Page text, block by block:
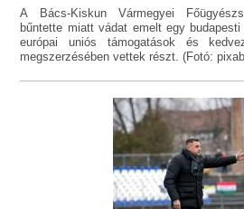
A Bács-Kiskun Vármegyei
bűntette miatt vádat emelt egy
európai uniós támogatások és
megszerzésében vettek részt. (Fotó: